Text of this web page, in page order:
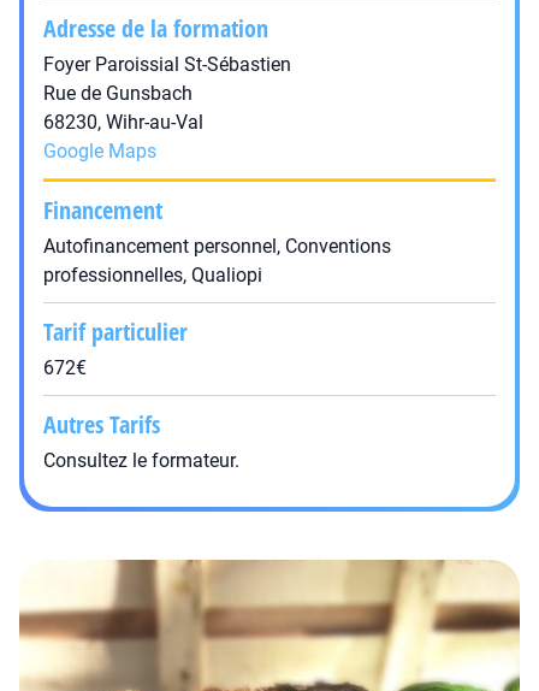
Adresse de la formation
Foyer Paroissial St-Sébastien
Rue de Gunsbach
68230, Wihr-au-Val
Google Maps
Financement
Autofinancement personnel, Conventions
professionnelles, Qualiopi
Tarif particulier
672€
Autres Tarifs
Consultez le formateur.